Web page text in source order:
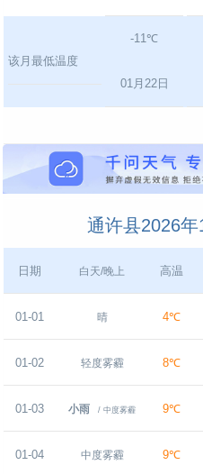
该月最低温度
-11℃
01月22日
通许县2026
日期 白天/晚上 高温
01-01 晴 4℃
01-02 轻度雾霾 8℃
01-03 小雨 / 中度雾霾 9℃
01-04 中度雾霾 9℃